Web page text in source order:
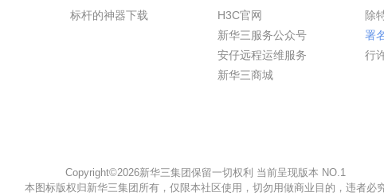
标杆的神器下载
H3C官网
新华三服务公众号
安仔远程运维服务
新华三商城
除
署
行
Copyright©2026新华三集团保留一切权利 当前呈现版本 NO.1
本图标版权归新华三集团所有，仅限本社区使用，切勿用做商业目的，违者必